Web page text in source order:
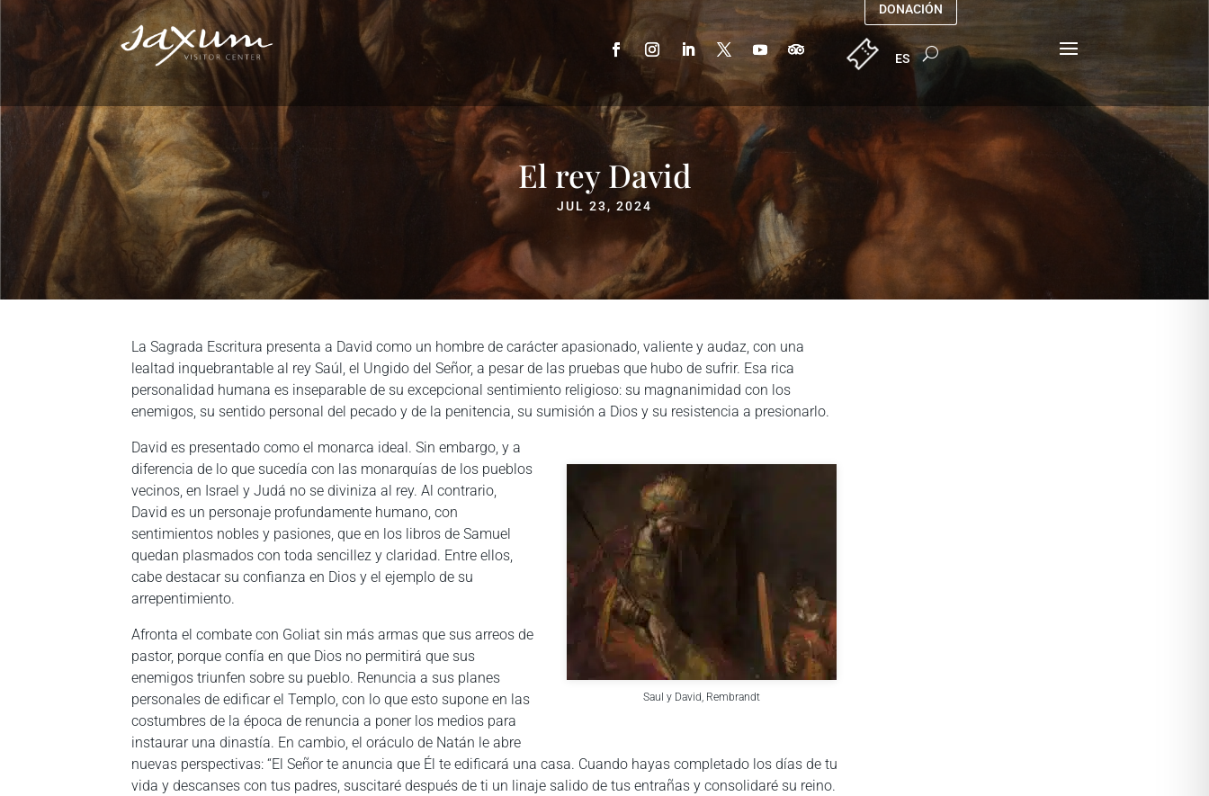
DONACIÓN
El rey David
JUL 23, 2024
La Sagrada Escritura presenta a David como un hombre de carácter apasionado, valiente y audaz, con una
lealtad inquebrantable al rey Saúl, el Ungido del Señor, a pesar de las pruebas que hubo de sufrir. Esa rica
personalidad humana es inseparable de su excepcional sentimiento religioso: su magnanimidad con los
enemigos, su sentido personal del pecado y de la penitencia, su sumisión a Dios y su resistencia a presionarlo.
Saul y David, Rembrandt
David es presentado como el monarca ideal. Sin embargo, y a
diferencia de lo que sucedía con las monarquías de los pueblos
vecinos, en Israel y Judá no se diviniza al rey. Al contrario,
David es un personaje profundamente humano, con
sentimientos nobles y pasiones, que en los libros de Samuel
quedan plasmados con toda sencillez y claridad. Entre ellos,
cabe destacar su confianza en Dios y el ejemplo de su
arrepentimiento.
Afronta el combate con Goliat sin más armas que sus arreos de
pastor, porque confía en que Dios no permitirá que sus
enemigos triunfen sobre su pueblo. Renuncia a sus planes
personales de edificar el Templo, con lo que esto supone en las
costumbres de la época de renuncia a poner los medios para
instaurar una dinastía. En cambio, el oráculo de Natán le abre
nuevas perspectivas: “El Señor te anuncia que Él te edificará una casa. Cuando hayas completado los días de tu
vida y descanses con tus padres, suscitaré después de ti un linaje salido de tus entrañas y consolidaré su reino.